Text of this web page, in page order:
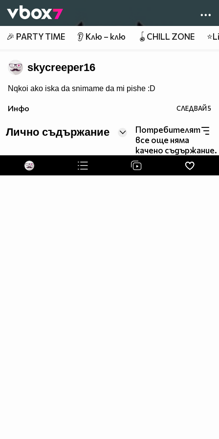
👾
🎉 PARTY TIME 👂 Клю – клю 🪀CHILL ZONE
skycreeper16
Nqkoi ako iska da snimame da mi pishe :D
Инфо СЛЕДВАЙ5
Лично съдържание
Потребителят
все още няма
качено съдържание.